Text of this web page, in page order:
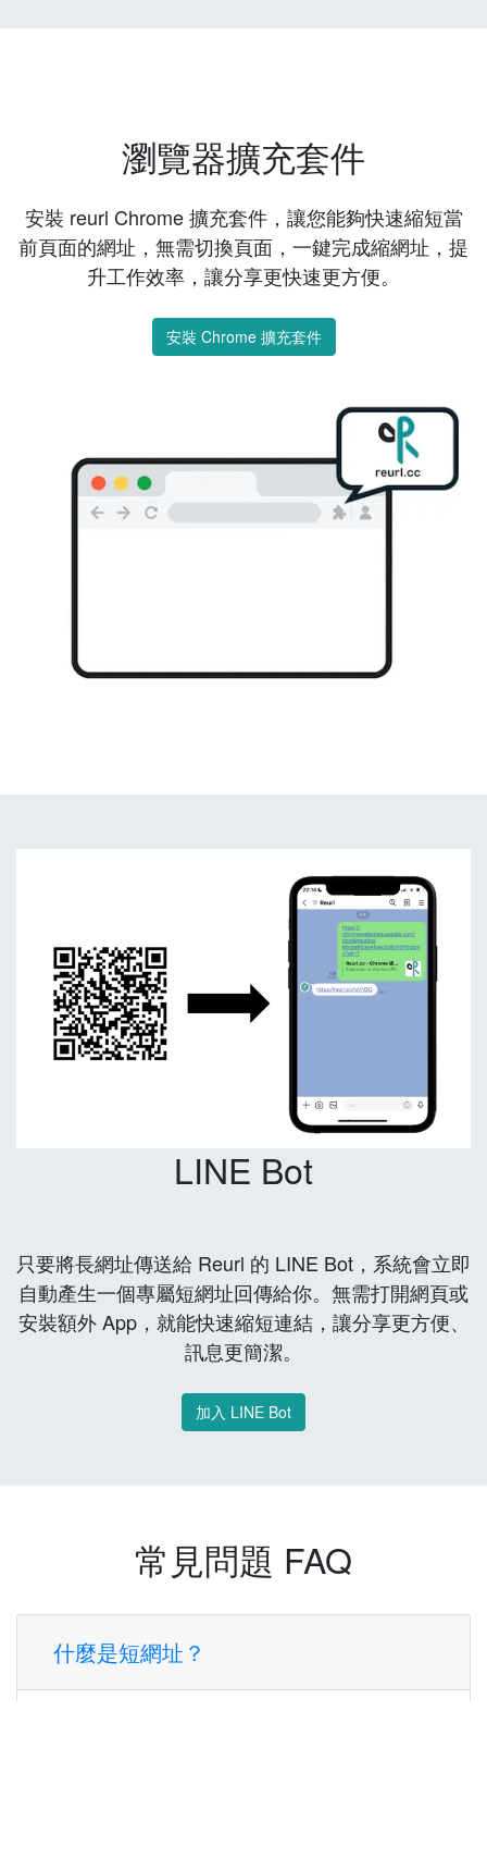
瀏覽器擴充套件
安裝 reurl Chrome 擴充套件，讓您能夠快速縮短當
前頁面的網址，無需切換頁面，一鍵完成縮網址，提
升工作效率，讓分享更快速更方便。
安裝 Chrome 擴充套件
LINE Bot
只要將長網址傳送給 Reurl 的 LINE Bot，系統會立即
自動產生一個專屬短網址回傳給你。無需打開網頁或
安裝額外 App，就能快速縮短連結，讓分享更方便、
訊息更簡潔。
加入 LINE Bot
常見問題 FAQ
什麼是短網址？